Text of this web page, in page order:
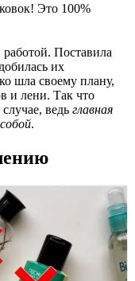
Это 100%
Поставила
их
шла своему плану,
и лени. Так что
ведь главная
.